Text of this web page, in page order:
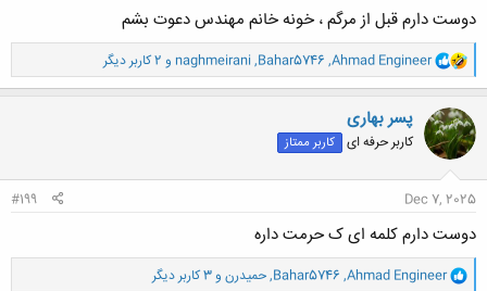
دوست دارم قبل از مرگم ، خونه خانم مهندس دعوت بشم
و
ا
ک
ن
ش
ه
:
Ahmad Engineer
,
Bahar5746
,
naghmeirani و 2 کاربر دیگر
پسر بهاری
کاربر حرفه ای کاربر ممتاز
Dec 7, 2025
#199
دوست دارم کلمه ای ک حرمت داره
وAhmad Engineer
,
Bahar5746
,حميدرن و 3 کاربر دیگر